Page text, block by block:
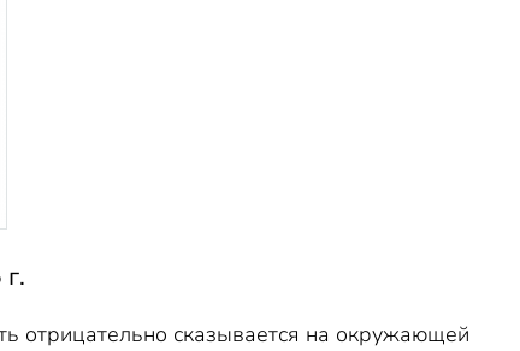
отрицательно сказывается на окружающей